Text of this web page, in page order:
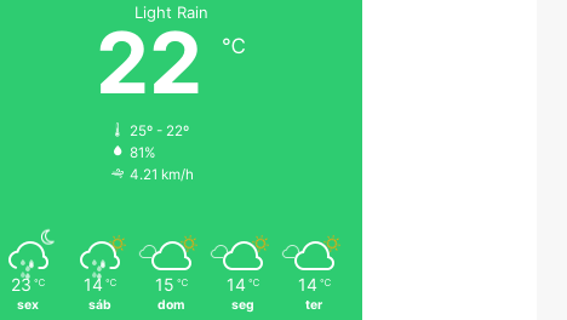
Light Rain
22 ℃
25º - 22º
81%
4.21 km/h
23 ℃
sex
14 ℃
sáb
15 ℃
dom
14 ℃
seg
14 ℃
ter